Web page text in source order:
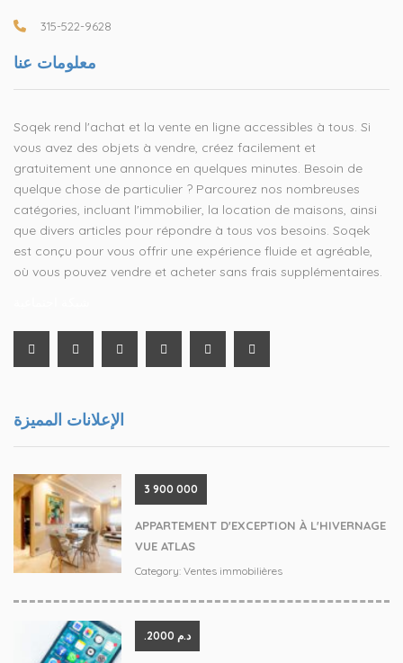
315-522-9628
معلومات عنا
Soqek rend l'achat et la vente en ligne accessibles à tous. Si
vous avez des objets à vendre, créez facilement et
gratuitement une annonce en quelques minutes. Besoin de
quelque chose de particulier ? Parcourez nos nombreuses
catégories, incluant l'immobilier, la location de maisons, ainsi
que divers articles pour répondre à tous vos besoins. Soqek
est conçu pour vous offrir une expérience fluide et agréable,
où vous pouvez vendre et acheter sans frais supplémentaires.
الإعلانات المميزة
3 900 000
APPARTEMENT D'EXCEPTION À L'HIVERNAGE
VUE ATLAS
Category: Ventes immobilières
.د.م 2000